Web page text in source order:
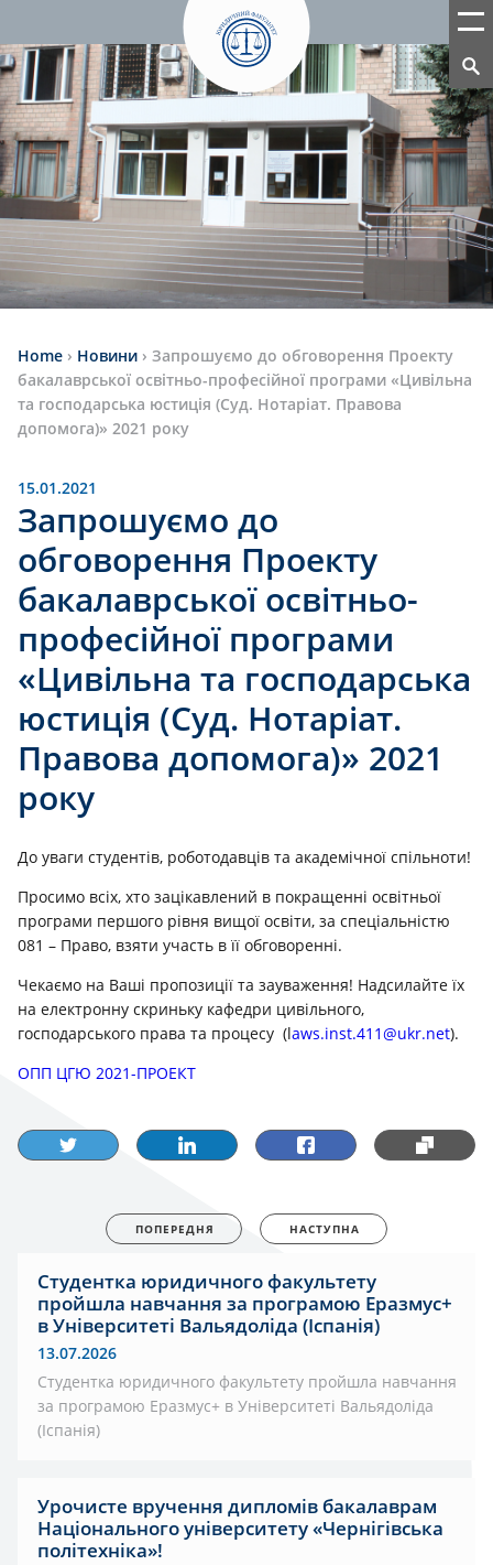
Home › Новини › Запрошуємо до обговорення Проекту
бакалаврської освітньо-професійної програми «Цивільна
та господарська юстиція (Суд. Нотаріат. Правова
допомога)» 2021 року
15.01.2021
Запрошуємо до
обговорення Проекту
бакалаврської освітньо-
професійної програми
«Цивільна та господарська
юстиція (Суд. Нотаріат.
Правова допомога)» 2021
року
До уваги студентів, роботодавців та академічної спільноти!
Просимо всіх, хто зацікавлений в покращенні освітньої
програми першого рівня вищої освіти, за спеціальністю
081 – Право, взяти участь в її обговоренні.
Чекаємо на Ваші пропозиції та зауваження! Надсилайте їх
на електронну скриньку кафедри цивільного,
господарського права та процесу (laws.inst.411@ukr.net).
ОПП ЦГЮ 2021-ПРОЕКТ
ПОПЕРЕДНЯ НАСТУПНА
Студентка юридичного факультету
пройшла навчання за програмою Еразмус+
в Університеті Вальядоліда (Іспанія)
13.07.2026
Студентка юридичного факультету пройшла навчання
за програмою Еразмус+ в Університеті Вальядоліда
(Іспанія)
Урочисте вручення дипломів бакалаврам
Національного університету «Чернігівська
політехніка»!